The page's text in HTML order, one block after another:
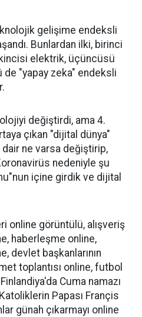
gelişime endeksli
Bunlardan ilki, birinci
elektrik, üçüncüsü
"yapay zeka" endeksli
değiştirdi, ama 4.
çıkan "dijital dünya"
ne varsa değiştirip,
nedeniyle şu
içine girdik ve dijital
online görüntülü, alışveriş
haberleşme online,
devlet başkanlarının
toplantısı online, futbol
Cuma namazı
Papası Françis
günah çıkarmayı online